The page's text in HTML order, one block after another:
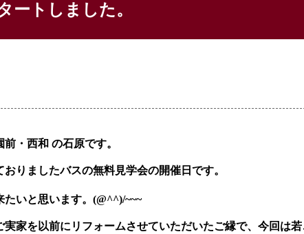
ートしました。
・西和 の石原です。
りましたバスの無料見学会の開催日です。
いと思います。(@^^)/~~~
家を以前にリフォームさせていただいたご縁で、今回